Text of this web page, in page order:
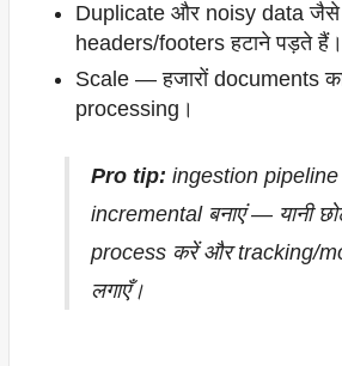
Duplicate और noisy data जैसे
headers/footers हटाने पड़ते हैं।
Scale — हजारों documents
processing।
Pro tip: ingestion pipeline
incremental बनाएं — यानी
process करें और tracking/
लगाएँ।